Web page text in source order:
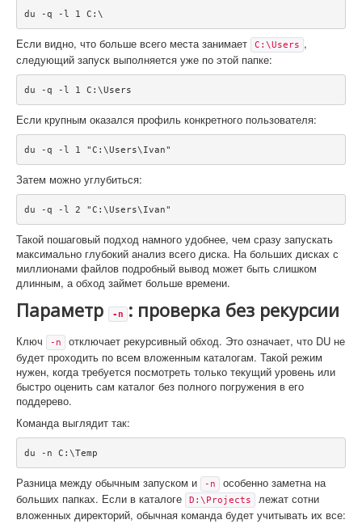
du -q -l 1 C:\
Если видно, что больше всего места занимает C:\Users ,
следующий запуск выполняется уже по этой папке:
du -q -l 1 C:\Users
Если крупным оказался профиль конкретного пользователя:
du -q -l 1 "C:\Users\Ivan"
Затем можно углубиться:
du -q -l 2 "C:\Users\Ivan"
Такой пошаговый подход намного удобнее, чем сразу запускать
максимально глубокий анализ всего диска. На больших дисках с
миллионами файлов подробный вывод может быть слишком
длинным, а обход займет больше времени.
Параметр -n : проверка без рекурсии
Ключ -n
отключает рекурсивный обход. Это означает, что DU не
будет проходить по всем вложенным каталогам. Такой режим
нужен, когда требуется посмотреть только текущий уровень или
быстро оценить сам каталог без полного погружения в его
поддерево.
Команда выглядит так:
du -n C:\Temp
Разница между обычным запуском и -n
особенно заметна на
больших папках. Если в каталоге
D:\Projects
лежат сотни
вложенных директорий, обычная команда будет учитывать их все: